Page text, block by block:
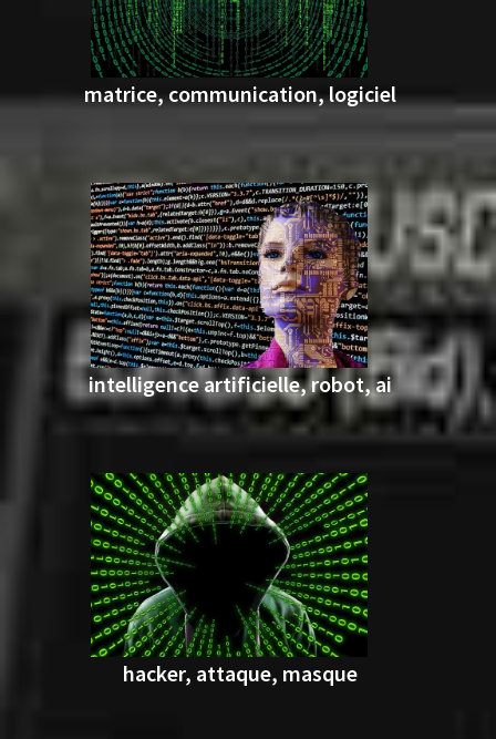
matrice, communication, logiciel
intelligence artificielle, robot, ai
hacker, attaque, masque